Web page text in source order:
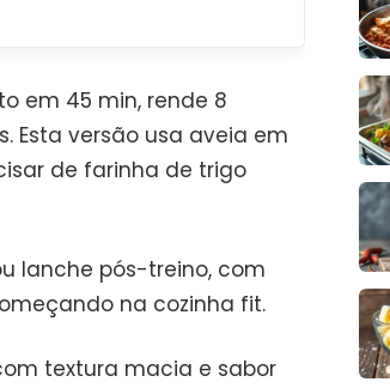
em 45 min, rende 8
Esta versão usa aveia em
de farinha de trigo
lanche pós-treino, com
na cozinha fit.
textura macia e sabor